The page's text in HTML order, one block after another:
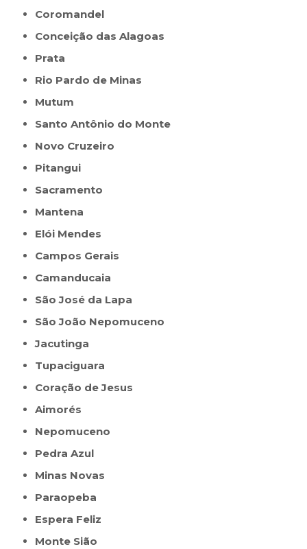
Coromandel
Conceição das Alagoas
Prata
Rio Pardo de Minas
Mutum
Santo Antônio do Monte
Novo Cruzeiro
Pitangui
Sacramento
Mantena
Elói Mendes
Campos Gerais
Camanducaia
São José da Lapa
São João Nepomuceno
Jacutinga
Tupaciguara
Coração de Jesus
Aimorés
Nepomuceno
Pedra Azul
Minas Novas
Paraopeba
Espera Feliz
Monte Sião